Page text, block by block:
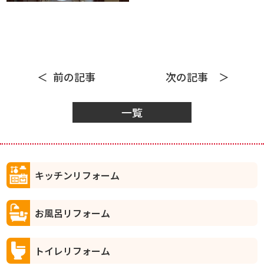
前の記事
一覧
次の記事
キッチンリフォーム
お風呂リフォーム
トイレリフォーム